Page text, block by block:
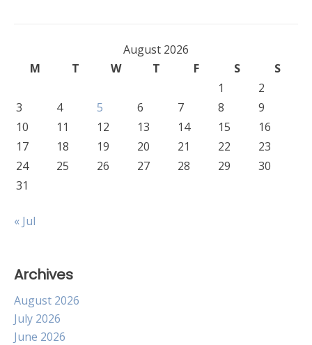
August 2026
M
T W T F S
S
1
2
3
4 5 6 7 8
9
10
11 12 13 14 15
16
17
18 19 20 21 22
23
24
25 26 27 28 29
30
31
« Jul
Archives
August 2026
July 2026
June 2026